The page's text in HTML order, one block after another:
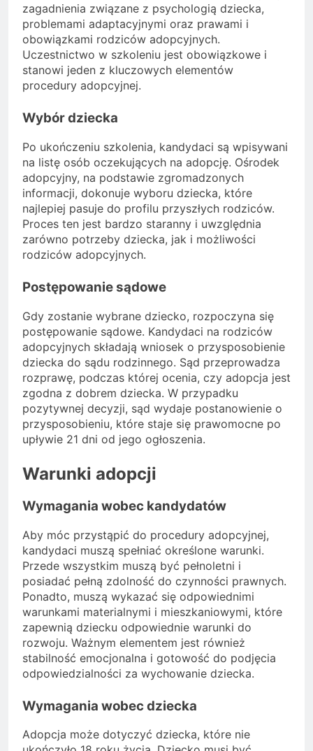
zagadnienia związane z psychologią dziecka,
problemami adaptacyjnymi oraz prawami i
obowiązkami rodziców adopcyjnych.
Uczestnictwo w szkoleniu jest obowiązkowe i
stanowi jeden z kluczowych elementów
procedury adopcyjnej.
Wybór dziecka
Po ukończeniu szkolenia, kandydaci są wpisywani
na listę osób oczekujących na adopcję. Ośrodek
adopcyjny, na podstawie zgromadzonych
informacji, dokonuje wyboru dziecka, które
najlepiej pasuje do profilu przyszłych rodziców.
Proces ten jest bardzo staranny i uwzględnia
zarówno potrzeby dziecka, jak i możliwości
rodziców adopcyjnych.
Postępowanie sądowe
Gdy zostanie wybrane dziecko, rozpoczyna się
postępowanie sądowe. Kandydaci na rodziców
adopcyjnych składają wniosek o przysposobienie
dziecka do sądu rodzinnego. Sąd przeprowadza
rozprawę, podczas której ocenia, czy adopcja jest
zgodna z dobrem dziecka. W przypadku
pozytywnej decyzji, sąd wydaje postanowienie o
przysposobieniu, które staje się prawomocne po
upływie 21 dni od jego ogłoszenia.
Warunki adopcji
Wymagania wobec kandydatów
Aby móc przystąpić do procedury adopcyjnej,
kandydaci muszą spełniać określone warunki.
Przede wszystkim muszą być pełnoletni i
posiadać pełną zdolność do czynności prawnych.
Ponadto, muszą wykazać się odpowiednimi
warunkami materialnymi i mieszkaniowymi, które
zapewnią dziecku odpowiednie warunki do
rozwoju. Ważnym elementem jest również
stabilność emocjonalna i gotowość do podjęcia
odpowiedzialności za wychowanie dziecka.
Wymagania wobec dziecka
Adopcja może dotyczyć dziecka, które nie